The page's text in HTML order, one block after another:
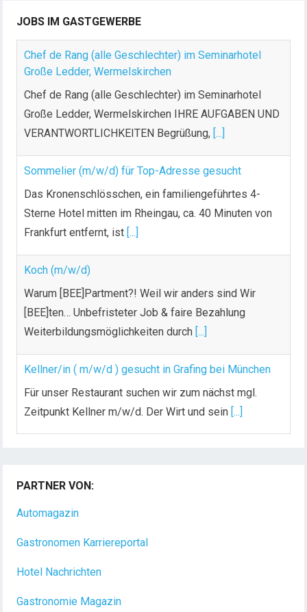
JOBS IM GASTGEWERBE
Chef de Rang (alle Geschlechter) im Seminarhotel
Große Ledder, Wermelskirchen
Chef de Rang (alle Geschlechter) im Seminarhotel
Große Ledder, Wermelskirchen IHRE AUFGABEN UND
VERANTWORTLICHKEITEN Begrüßung, [...]
Sommelier (m/w/d) für Top-Adresse gesucht
Das Kronenschlösschen, ein familiengeführtes 4-
Sterne Hotel mitten im Rheingau, ca. 40 Minuten von
Frankfurt entfernt, ist [...]
Koch (m/w/d)
Warum [BEE]Partment?! Weil wir anders sind Wir
[BEE]ten… Unbefristeter Job & faire Bezahlung
Weiterbildungsmöglichkeiten durch [...]
Kellner/in ( m/w/d ) gesucht in Grafing bei München
Für unser Restaurant suchen wir zum nächst mgl.
Zeitpunkt Kellner m/w/d. Der Wirt und sein [...]
Dein Arbeitsplatz mit Urlaubsfeeling Chef de Rang
(m/w/d) Du bist Gastgeber aus Leidenschaft und
PARTNER VON:
Automagazin
Gastronomen Karriereportal
Hotel Nachrichten
Gastronomie Magazin